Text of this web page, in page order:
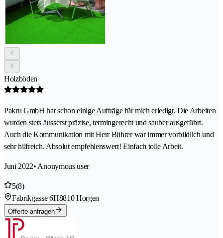
Holzböden
Pakru GmbH hat schon einige Aufträge für mich erledigt. Die Arbeiten
wurden stets äusserst präzise, termingerecht und sauber ausgeführt.
Auch die Kommunikation mit Herr Bührer war immer vorbildlich und
sehr hilfreich. Absolut empfehlenswert! Einfach tolle Arbeit.
Juni 2022• Anonymous user
5(8)
Fabrikgasse 6H8810 Horgen
Offerte anfragen